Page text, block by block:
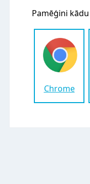
Pamēģini
Chrome